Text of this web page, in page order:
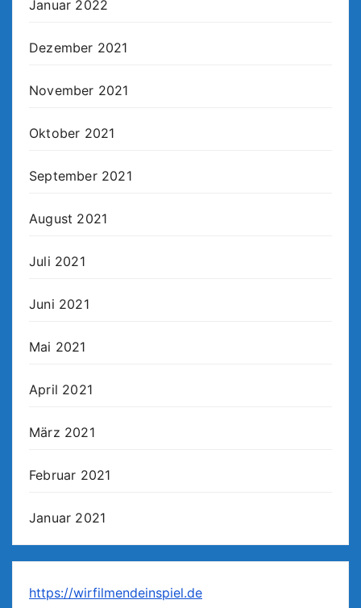
Januar 2022
Dezember 2021
November 2021
Oktober 2021
September 2021
August 2021
Juli 2021
Juni 2021
Mai 2021
April 2021
März 2021
Februar 2021
Januar 2021
https://wirfilmendeinspiel.de